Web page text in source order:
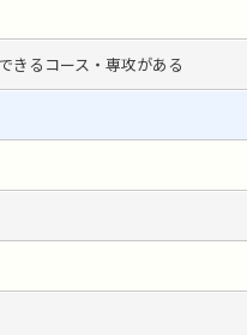
きるコース・専攻がある